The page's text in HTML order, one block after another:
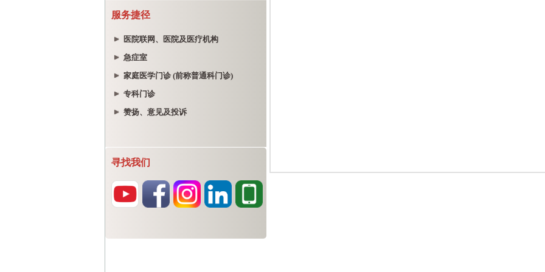
服务捷径
医院联网、医院及医疗机构
急症室
家庭医学门诊 (前称普通科门诊)
专科门诊
赞扬、意见及投诉
寻找我们